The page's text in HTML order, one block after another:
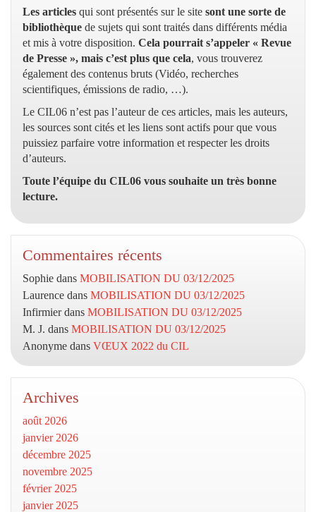
Les articles qui sont présentés sur le site sont une sorte de
bibliothèque de sujets qui sont traités dans différents média
et mis à votre disposition. Cela pourrait s’appeler « Revue
de Presse », mais c’est plus que cela, vous trouverez
également des contenus bruts (Vidéo, recherches
scientifiques, émissions de radio, …).
Le CIL06 n’est pas l’auteur de ces articles, mais les auteurs,
les sources sont cités et les liens sont actifs pour que vous
puissiez parfaire votre information et respecter les droits
d’auteurs.
Toute l’équipe du CIL06 vous souhaite un très bonne
lecture.
Commentaires récents
Sophie dans MOBILISATION DU 03/12/2025
Laurence dans MOBILISATION DU 03/12/2025
Infirmierdans MOBILISATION DU 03/12/2025
M. J. dans MOBILISATION DU 03/12/2025
Anonyme dans VŒUX 2022 du CIL
Archives
août 2026
janvier 2026
décembre 2025
novembre 2025
février 2025
janvier 2025